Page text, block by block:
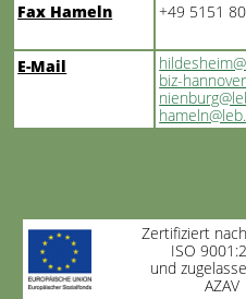
Fax Hameln
+49 5151
E-Mail
biz-
Zertifiziert
ISO
und
AZAV